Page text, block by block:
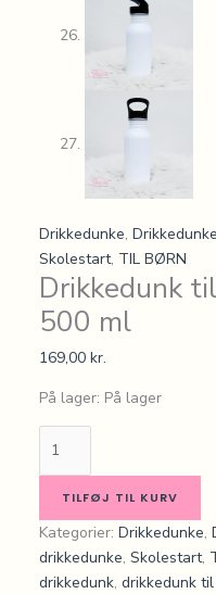
Drikkedunke,
Skolestart, TIL BØRN
Drikkedunk
500 ml
169,00 kr.
På lager: På lager
TILFØJ TIL KURV
Kategorier: Drikkedunke,
drikkedunke, Skolestart,
drikkedunk, drikkedunk